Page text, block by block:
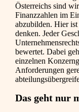
Österreichs sind
Finanzzahlen im
abzubilden. Hier
denken. Jeder
bewertet. Dabei
einzelnen
Anforderungen
Das geht nur